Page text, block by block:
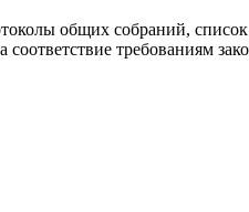
общих собраний,
требованиям